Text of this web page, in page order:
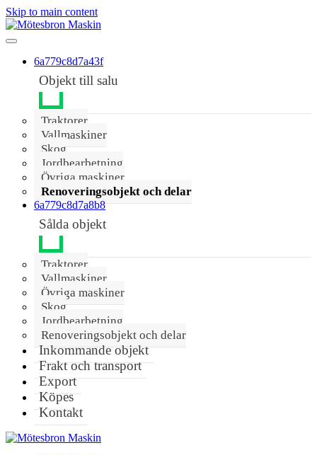
Skip to main content
6a779c8d7a43f
Objekt till salu
Traktorer
Vallmaskiner
Skog
Jordbearbetning
Övriga maskiner
Renoveringsobjekt och delar
6a779c8d7a8b8
Sålda objekt
Traktorer
Vallmaskiner
Övriga maskiner
Skog
Jordbearbetning
Renoveringsobjekt och delar
Inkommande objekt
Frakt och transport
Export
Köpes
Kontakt